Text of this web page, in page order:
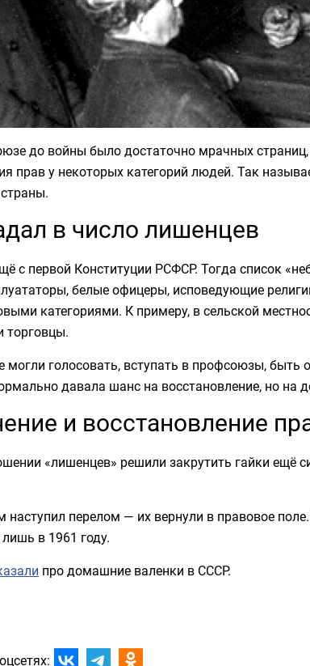
до войны было достаточно мрачных
прав у некоторых категорий людей. Так
в число лишенцев
с первой Конституции РСФСР. Тогда список
белые офицеры, исповедующие
категориями. К примеру, в сельской
торговцы.
могли голосовать, вступать в профсоюзы, быть
давала шанс на восстановление, но на
и восстановление
«лишенцев» решили закрутить гайки ещё
наступил перелом — их вернули в правовое
в 1961 году.
про домашние валенки в СССР.